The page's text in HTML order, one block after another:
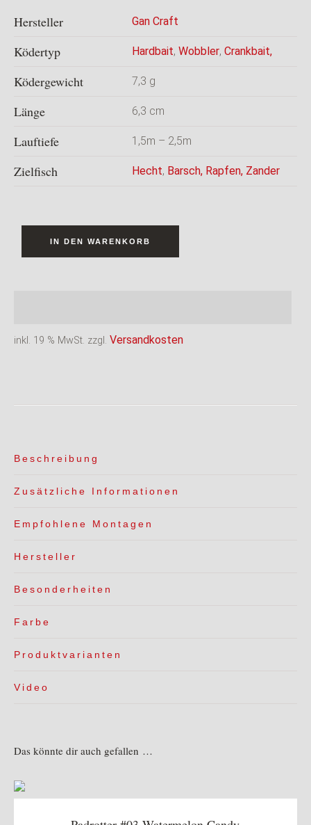
Hersteller Gan Craft
Ködertyp Hardbait, Wobbler, Crankbait,
Ködergewicht 7,3 g
Länge 6,3 cm
Lauftiefe 1,5m – 2,5m
Zielfisch Hecht, Barsch, Rapfen, Zander
IN DEN WARENKORB
inkl. 19 % MwSt. zzgl. Versandkosten
Beschreibung
Zusätzliche Informationen
Empfohlene Montagen
Hersteller
Besonderheiten
Farbe
Produktvarianten
Video
Das könnte dir auch gefallen …